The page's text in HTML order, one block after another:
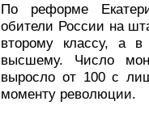
По реформе
обители России на
второму классу, а
высшему. Число
выросло от 100 с
моменту революции.